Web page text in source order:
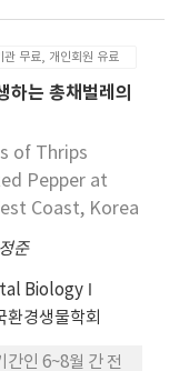
ash
was
fermented
Especially,
Cadmium,
metals were
as alternative
comparison
no
group
fed
관 무료, 개인회원 유료
하는 총채벌레의
of Thrips
Pepper at
Coast, Korea
준
Biology
환경생물학회
인 6~8월 간 전